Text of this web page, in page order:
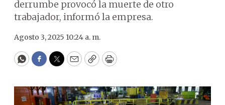
derrumbe provocó la muerte de otro
trabajador, informó la empresa.
Agosto 3, 2025 10:24 a. m.
WhatsApp
Facebook
Twitter
EmailCopyPrint